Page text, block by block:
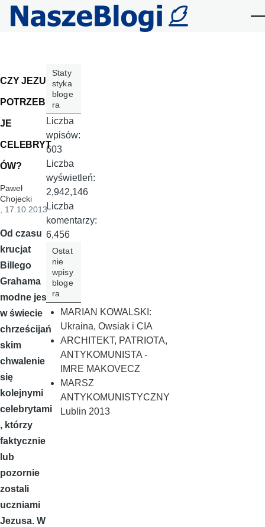
Przejdź do treści
CZY JEZUS
POTRZEBU
JE
CELEBRYT
ÓW?
Paweł
Chojecki
, 17.10.2013
Od czasu
krucjat
Billego
Grahama
modne jest
w świecie
chrześcijań
skim
chwalenie
się
kolejnymi
celebrytami
, którzy
faktycznie
lub
pozornie
zostali
uczniami
Jezusa. W
Staty
styka
bloge
ra
Liczba
wpisów:
603
Liczba
wyświetleń:
2,942,146
Liczba
komentarzy:
6,456
Ostat
nie
wpisy
bloge
ra
MARIAN KOWALSKI:
Ukraina, Owsiak i CIA
ARCHITEKT, PATRIOTA,
ANTYKOMUNISTA -
IMRE MAKOVECZ
MARSZ
ANTYKOMUNISTYCZNY
Lublin 2013